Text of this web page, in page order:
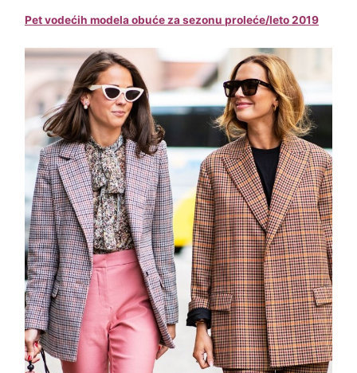
Pet vodećih modela obuće za sezonu proleće/leto 2019